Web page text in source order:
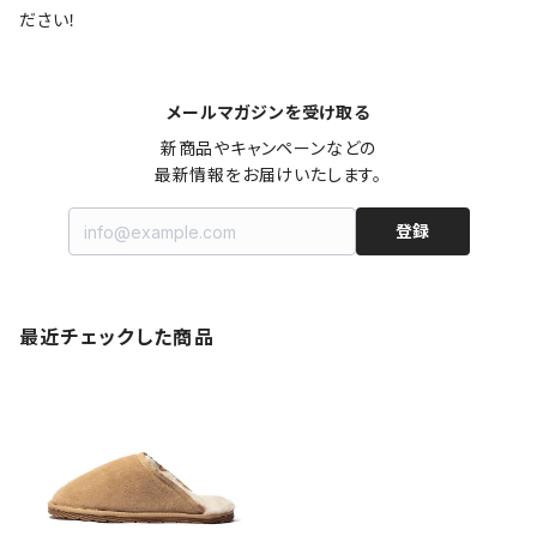
ださい！
メールマガジンを受け取る
新商品やキャンペーンなどの
最新情報をお届けいたします。
登録
最近チェックした商品